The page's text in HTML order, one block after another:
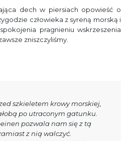
dech w piersiach opowieść o
człowieka z syreną morską i
pragnieniu wskrzeszenia
zniszczyliśmy.
szkieletem krowy morskiej,
po utraconym gatunku.
pozwala nam się z tą
z nią walczyć.